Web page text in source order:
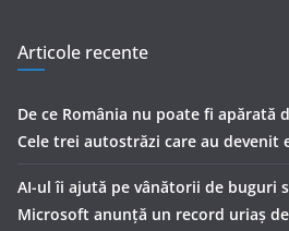
Articole recente
De ce România nu poate fi apărată
Cele trei autostrăzi care au devenit
AI-ul îi ajută pe vânătorii de buguri
Microsoft anunță un record uriaș